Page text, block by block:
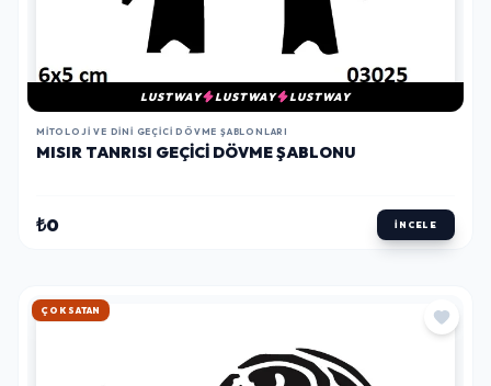
LUSTWAY LUSTWAY LUSTWAY
MITOLOJI VE DINI GEÇICI DÖVME ŞABLONLARI
MISIR TANRISI GEÇICI DÖVME ŞABLONU
₺0 İNCELE
HIZLI KARGO